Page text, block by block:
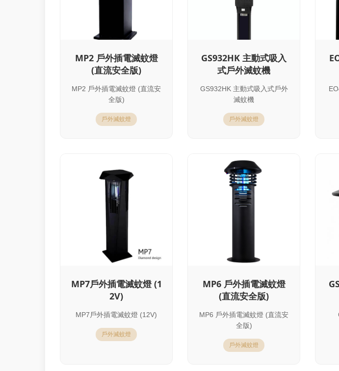
MP2 戶外插電滅蚊燈
(直流安全版)
MP2 戶外插電滅蚊燈 (直流安
全版)
戶外滅蚊燈
GS932HK 主動式吸入
式戶外滅蚊機
GS932HK 主動式吸入式戶外
滅蚊機
戶外滅蚊燈
MP7戶外插電滅蚊燈 (1
2V)
MP7戶外插電滅蚊燈 (12V)
戶外滅蚊燈
MP6 戶外插電滅蚊燈
(直流安全版)
MP6 戶外插電滅蚊燈 (直流安
全版)
戶外滅蚊燈